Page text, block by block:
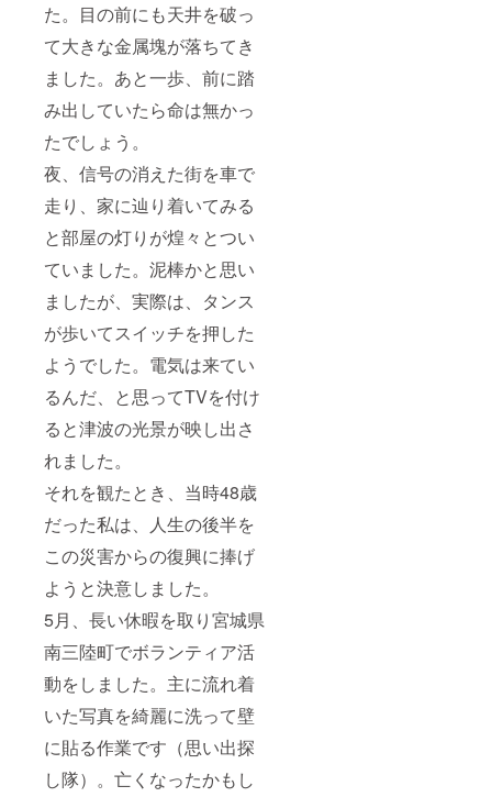
た。目の前にも天井を破っ
て大きな金属塊が落ちてき
ました。あと一歩、前に踏
み出していたら命は無かっ
たでしょう。
夜、信号の消えた街を車で
走り、家に辿り着いてみる
と部屋の灯りが煌々とつい
ていました。泥棒かと思い
ましたが、実際は、タンス
が歩いてスイッチを押した
ようでした。電気は来てい
るんだ、と思ってTVを付け
ると津波の光景が映し出さ
れました。
それを観たとき、当時48歳
だった私は、人生の後半を
この災害からの復興に捧げ
ようと決意しました。
5月、長い休暇を取り宮城県
南三陸町でボランティア活
動をしました。主に流れ着
いた写真を綺麗に洗って壁
に貼る作業です（思い出探
し隊）。亡くなったかもし